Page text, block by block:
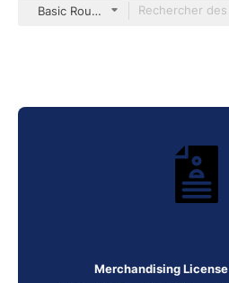
Basic Rounded Filled
Merchandising License